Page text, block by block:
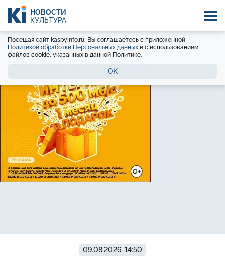
НОВОСТИ
КУЛЬТУРА
Посещая сайт kaspyinfo.ru, Вы соглашаетесь с приложенной
Политикой обработки Персональных данных и с использованием
файлов cookie, указанных в данной Политике.
OK
09.08.2026, 14:50